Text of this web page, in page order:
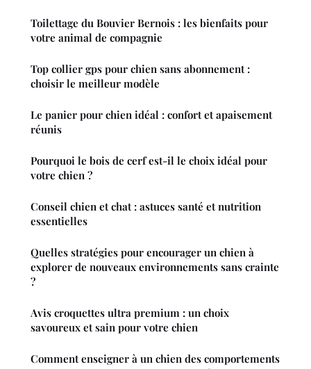
Toilettage du Bouvier Bernois : les bienfaits pour
votre animal de compagnie
Top collier gps pour chien sans abonnement :
choisir le meilleur modèle
Le panier pour chien idéal : confort et apaisement
réunis
Pourquoi le bois de cerf est-il le choix idéal pour
votre chien ?
Conseil chien et chat : astuces santé et nutrition
essentielles
Quelles stratégies pour encourager un chien à
explorer de nouveaux environnements sans crainte
?
Avis croquettes ultra premium : un choix
savoureux et sain pour votre chien
Comment enseigner à un chien des comportements